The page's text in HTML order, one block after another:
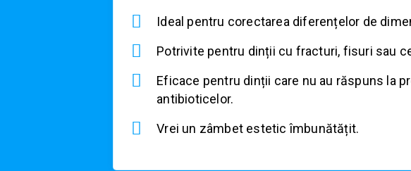
Ideal pentru corectarea diferențelor de
Potrivite pentru dinții cu fracturi, fisuri sau
Eficace pentru dinții care nu au răspuns la
antibioticelor.
Vrei un zâmbet estetic îmbunătățit.